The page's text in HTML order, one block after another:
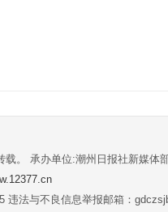
载。 承办单位:潮州日报社新媒体
违法与不良信息举报邮箱：